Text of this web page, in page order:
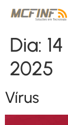
Dia:
2025
Vírus